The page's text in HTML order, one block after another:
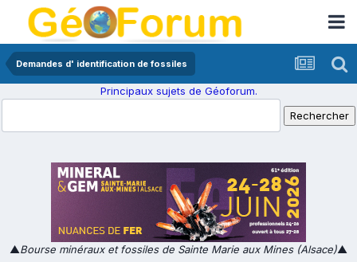
Demandes d' identification de fossiles
Principaux sujets de Géoforum.
▲Bourse minéraux et fossiles de Sainte Marie aux Mines (Alsace)▲